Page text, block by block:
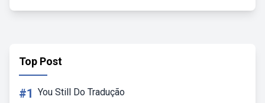
Top Post
#1 You Still Do Tradução